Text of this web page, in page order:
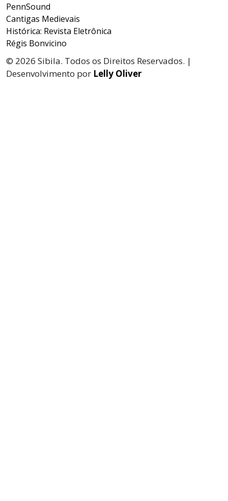
PennSound
Cantigas Medievais
Histórica: Revista Eletrônica
Régis Bonvicino
© 2026 Sibila. Todos os Direitos Reservados. |
Desenvolvimento por Lelly Oliver